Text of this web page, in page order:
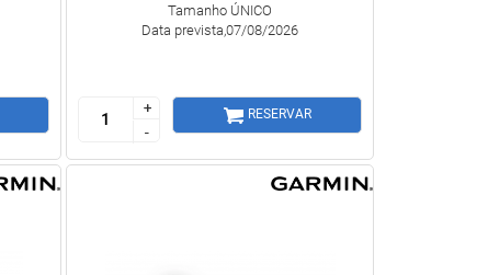
Tamanho ÚNICO
Data prevista,07/08/2026
+
-
+
-
RESERVAR